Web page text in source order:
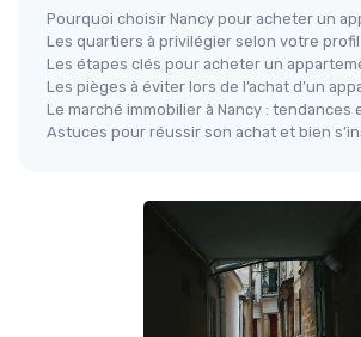
Pourquoi choisir Nancy pour acheter un
Les quartiers à privilégier selon votre profil
Les étapes clés pour acheter un
Les pièges à éviter lors de l’achat d’un
Le marché immobilier à Nancy : tendances
Astuces pour réussir son achat et bien